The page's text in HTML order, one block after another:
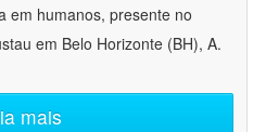
em humanos, presente no
em Belo Horizonte (BH), A.
mais